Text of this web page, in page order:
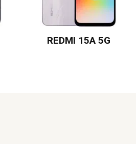
REDMI 15A 5G